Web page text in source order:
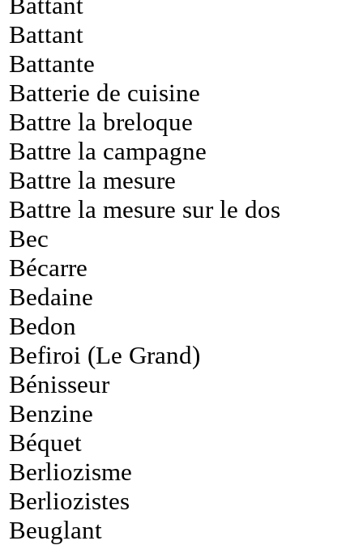
Battant
Battante
Batterie de cuisine
Battre la breloque
Battre la campagne
Battre la mesure
Battre la mesure sur le dos
Bec
Bécarre
Bedaine
Bedon
Befiroi (Le Grand)
Bénisseur
Benzine
Béquet
Berliozisme
Berliozistes
Beuglant